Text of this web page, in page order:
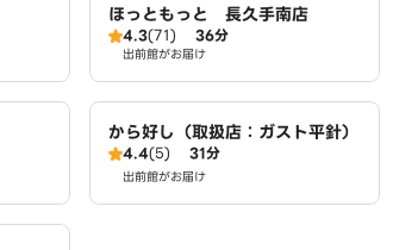
ほっともっと 長久手南店
4.3(71) 36分
出前館がお届け
から好し（取扱店：ガスト平針）
4.4(5) 31分
出前館がお届け